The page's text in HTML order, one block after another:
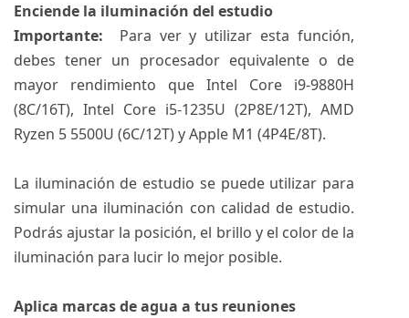
Enciende la iluminación del estudio
Importante: Para ver y utilizar esta función,
debes tener un procesador equivalente o de
mayor rendimiento que Intel Core i9-9880H
(8C/16T), Intel Core i5-1235U (2P8E/12T), AMD
Ryzen 5 5500U (6C/12T) y Apple M1 (4P4E/8T).
La iluminación de estudio se puede utilizar para
simular una iluminación con calidad de estudio.
Podrás ajustar la posición, el brillo y el color de la
iluminación para lucir lo mejor posible.
Aplica marcas de agua a tus reuniones